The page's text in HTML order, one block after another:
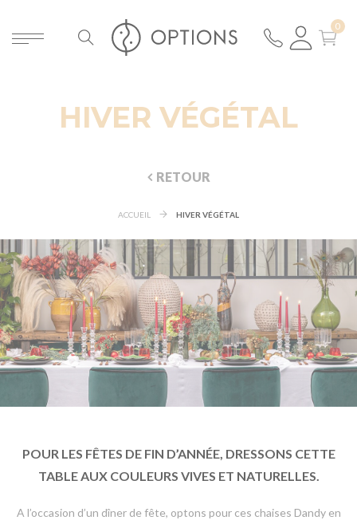
HIVER VÉGÉTAL
RETOUR
ACCUEIL HIVER VÉGÉTAL
POUR LES FÊTES DE FIN D’ANNÉE, DRESSONS CETTE
TABLE AUX COULEURS VIVES ET NATURELLES.
A l’occasion d’un dîner de fête, optons pour ces chaises Dandy en